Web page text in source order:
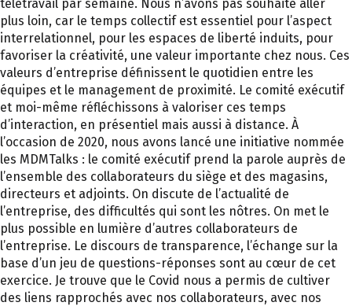
télétravail par semaine. Nous n’avons pas souhaité aller
plus loin, car le temps collectif est essentiel pour l’aspect
interrelationnel, pour les espaces de liberté induits, pour
favoriser la créativité, une valeur importante chez nous. Ces
valeurs d’entreprise définissent le quotidien entre les
équipes et le management de proximité. Le comité exécutif
et moi-même réfléchissons à valoriser ces temps
d’interaction, en présentiel mais aussi à distance. À
l’occasion de 2020, nous avons lancé une initiative nommée
les MDMTalks : le comité exécutif prend la parole auprès de
l’ensemble des collaborateurs du siège et des magasins,
directeurs et adjoints. On discute de l’actualité de
l’entreprise, des difficultés qui sont les nôtres. On met le
plus possible en lumière d’autres collaborateurs de
l’entreprise. Le discours de transparence, l’échange sur la
base d’un jeu de questions-réponses sont au cœur de cet
exercice. Je trouve que le Covid nous a permis de cultiver
des liens rapprochés avec nos collaborateurs, avec nos